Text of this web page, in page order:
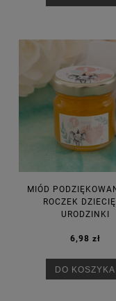
MIÓD
ROCZEK
URODZINKI
6,98 zł
DO KOSZYKA